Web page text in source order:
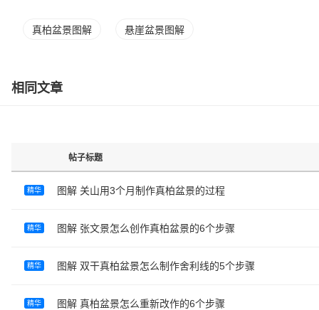
真柏盆景图解 悬崖盆景图解
相同文章
帖子标题
精华 图解 关山用3个月制作真柏盆景的过程
精华 图解 张文景怎么创作真柏盆景的6个步骤
精华 图解 双干真柏盆景怎么制作舍利线的5个步骤
精华 图解 真柏盆景怎么重新改作的6个步骤